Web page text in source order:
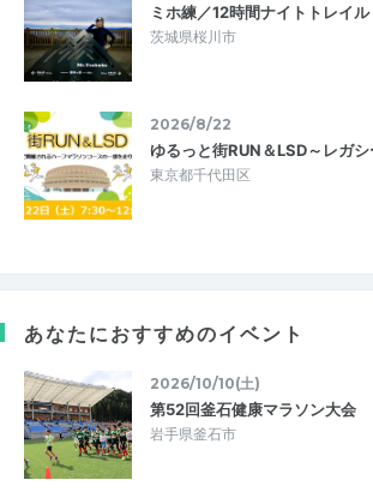
ミホ練／12時間ナイトトレイ
茨城県桜川市
2026/8/22
ゆるっと街RUN＆LSD～レガシ
東京都千代田区
あなたにおすすめのイベント
2026/10/10(土)
第52回釜石健康マラソン大会
岩手県釜石市